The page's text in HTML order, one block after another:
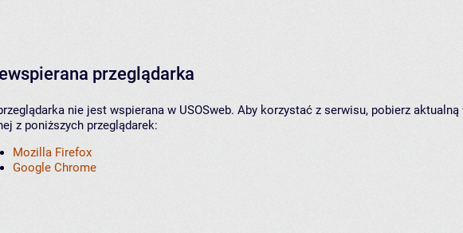
przeglądarka
nie jest wspierana w USOSweb. Aby korzystać z serwisu, pobierz aktualną
z poniższych przeglądarek:
Mozilla Firefox
Google Chrome